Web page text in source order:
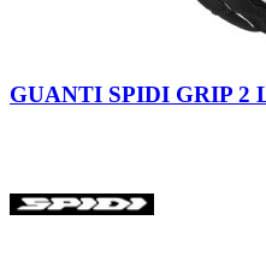
Bianco
Giallo
Fluo
Fucsia
GUANTI SPIDI GRIP 2